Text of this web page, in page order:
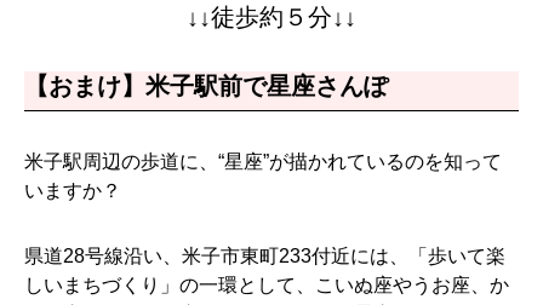
↓↓徒歩約５分↓↓
【おまけ】米子駅前で星座さんぽ
米子駅周辺の歩道に、“星座”が描かれているのを知って
いますか？
県道28号線沿い、米子市東町233付近には、「歩いて楽
しいまちづくり」の一環として、こいぬ座やうお座、か